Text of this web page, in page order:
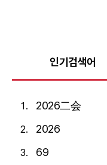
인기검색어
2026二会
2026
69